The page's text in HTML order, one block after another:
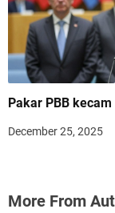
Pakar PBB
December 25, 2025
More From